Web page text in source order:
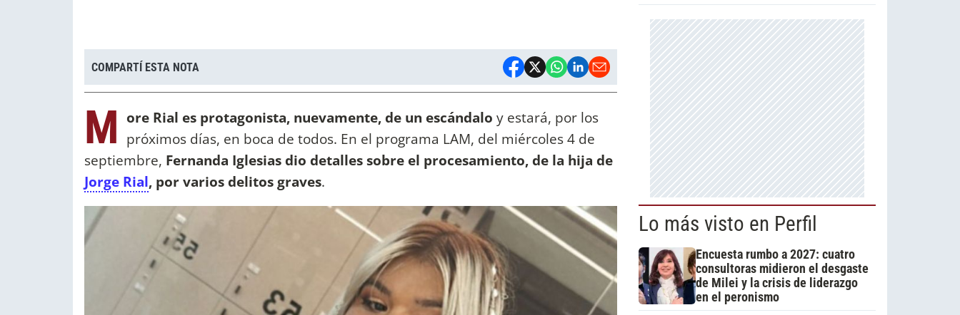
COMPARTÍ ESTA NOTA
M ore Rial es protagonista, nuevamente, de un escándalo y estará, por los
próximos días, en boca de todos. En el programa LAM, del miércoles 4 de
septiembre, Fernanda Iglesias dio detalles sobre el procesamiento, de la hija de
Jorge Rial, por varios delitos graves.
Lo más visto en Perfil
Encuesta rumbo a 2027: cuatro
consultoras midieron el desgaste
de Milei y la crisis de liderazgo
en el peronismo